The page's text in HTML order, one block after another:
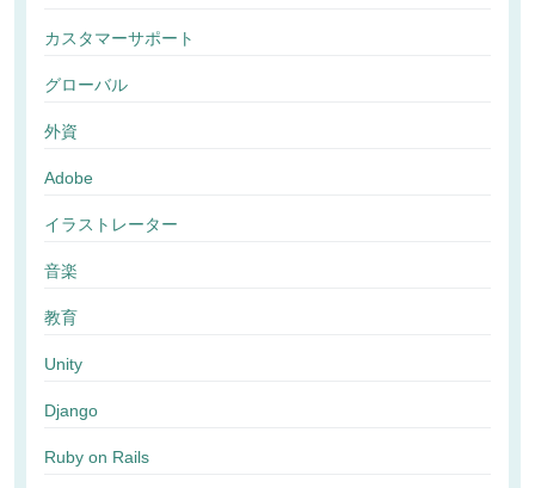
カスタマーサポート
グローバル
外資
Adobe
イラストレーター
音楽
教育
Unity
Django
Ruby on Rails